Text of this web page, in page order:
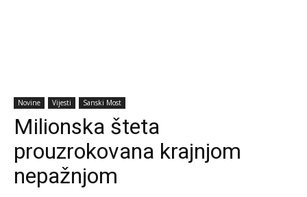
Novine Vijesti Sanski Most
Milionska šteta
prouzrokovana krajnjom
nepažnjom